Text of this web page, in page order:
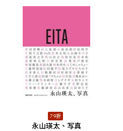
79折
永山瑛太、写真